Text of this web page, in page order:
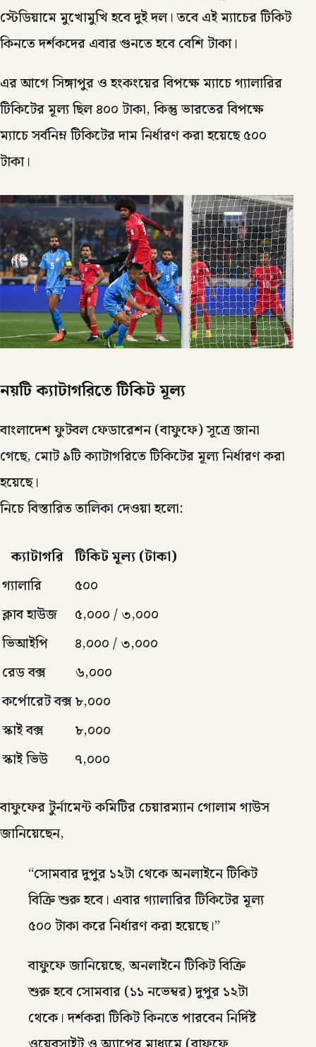
স্টেডিয়ামে মুখোমুখি হবে দুই দল। তবে এই ম্যাচের টিকিট
কিনতে দর্শকদের এবার গুনতে হবে বেশি টাকা।
এর আগে সিঙ্গাপুর ও হংকংয়ের বিপক্ষে ম্যাচে গ্যালারির
টিকিটের মূল্য ছিল ৪০০ টাকা, কিন্তু ভারতের বিপক্ষে
ম্যাচে সর্বনিম্ন টিকিটের দাম নির্ধারণ করা হয়েছে ৫০০
টাকা।
নয়টি ক্যাটাগরিতে টিকিট মূল্য
বাংলাদেশ ফুটবল ফেডারেশন (বাফুফে) সূত্রে জানা
গেছে, মোট ৯টি ক্যাটাগরিতে টিকিটের মূল্য নির্ধারণ করা
হয়েছে।
নিচে বিস্তারিত তালিকা দেওয়া হলো:
ক্যাটাগরি টিকিট মূল্য (টাকা)
গ্যালারি
৫০০
ক্লাব হাউজ
৫,০০০ / ৩,০০০
ভিআইপি
৪,০০০ / ৩,০০০
রেড বক্স
৬,০০০
কর্পোরেট বক্স৮,০০০
স্কাই বক্স
৮,০০০
স্কাই ভিউ
৭,০০০
বাফুফের টুর্নামেন্ট কমিটির চেয়ারম্যান গোলাম গাউস
জানিয়েছেন,
“সোমবার দুপুর ১২টা থেকে অনলাইনে টিকিট
বিক্রি শুরু হবে। এবার গ্যালারির টিকিটের মূল্য
৫০০ টাকা করে নির্ধারণ করা হয়েছে।”
বাফুফে জানিয়েছে, অনলাইনে টিকিট বিক্রি
শুরু হবে সোমবার (১১ নভেম্বর) দুপুর ১২টা
থেকে। দর্শকরা টিকিট কিনতে পারবেন নির্দিষ্ট